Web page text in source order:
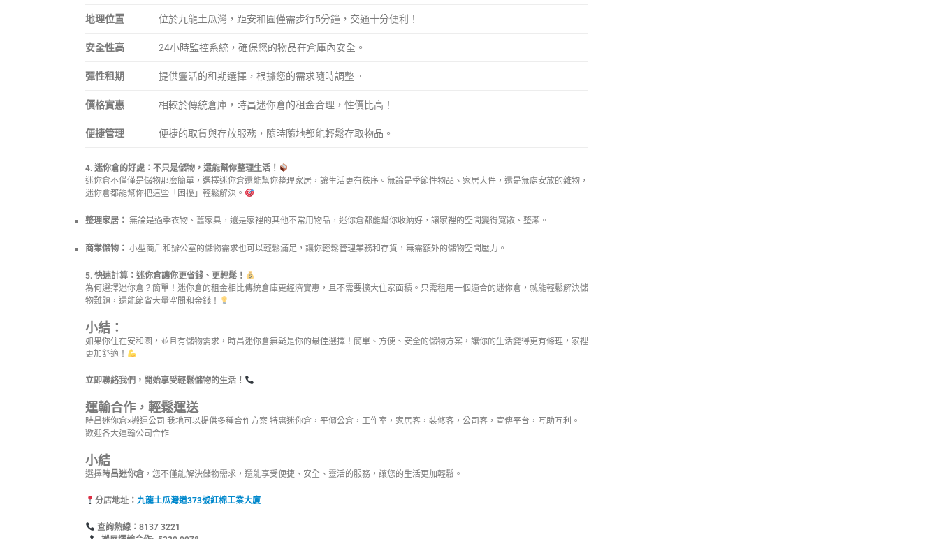
地理位置 位於九龍土瓜灣，距安和園僅需步行5分鐘，交通十分便利！
安全性高 24小時監控系統，確保您的物品在倉庫內安全。
彈性租期 提供靈活的租期選擇，根據您的需求隨時調整。
價格實惠 相較於傳統倉庫，時昌迷你倉的租金合理，性價比高！
便捷管理 便捷的取貨與存放服務，隨時隨地都能輕鬆存取物品。
4. 迷你倉的好處：不只是儲物，還能幫你整理生活！
迷你倉不僅僅是儲物那麼簡單，選擇迷你倉還能幫你整理家居，讓生活更有秩序。無論是季節性物品、家居大件，還是無處安放的雜物，
迷你倉都能幫你把這些「困擾」輕鬆解決。
整理家居： 無論是過季衣物、舊家具，還是家裡的其他不常用物品，迷你倉都能幫你收納好，讓家裡的空間變得寬敞、整潔。
商業儲物： 小型商戶和辦公室的儲物需求也可以輕鬆滿足，讓你輕鬆管理業務和存貨，無需額外的儲物空間壓力。
5. 快速計算：迷你倉讓你更省錢、更輕鬆！
為何選擇迷你倉？簡單！迷你倉的租金相比傳統倉庫更經濟實惠，且不需要擴大住家面積。只需租用一個適合的迷你倉，就能輕鬆解決儲
物難題，還能節省大量空間和金錢！
小結：
如果你住在安和園，並且有儲物需求，時昌迷你倉無疑是你的最佳選擇！簡單、方便、安全的儲物方案，讓你的生活變得更有條理，家裡
更加舒適！
立即聯絡我們，開始享受輕鬆儲物的生活！
運輸合作，輕鬆運送
時昌迷你倉×搬運公司 我地可以提供多種合作方案 特惠迷你倉，平價公倉，工作室，家居客，裝修客，公司客，宣傳平台，互助互利。
歡迎各大運輸公司合作
小結
選擇時昌迷你倉 ，您不僅能解決儲物需求，還能享受便捷、安全、靈活的服務，讓您的生活更加輕鬆。
分店地址： 九龍土瓜灣道373號紅棉工業大廈
查詢熱線：8137 3221